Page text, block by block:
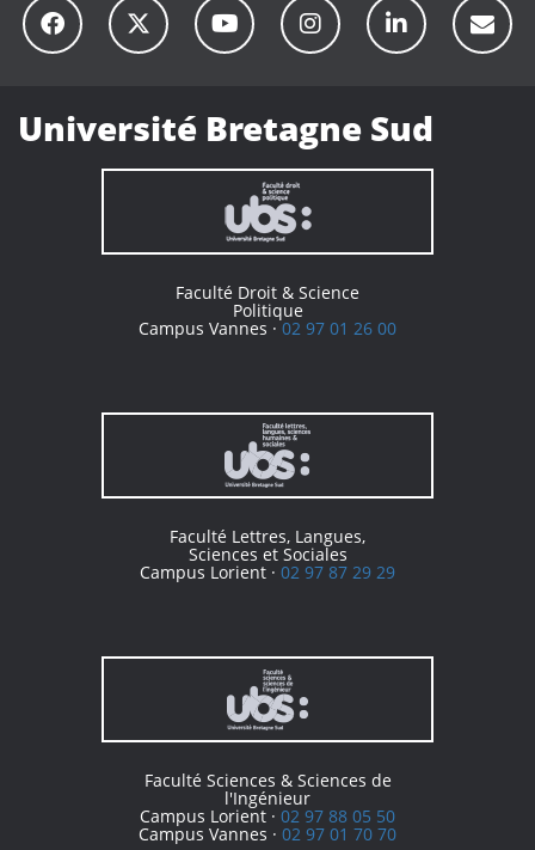
Université Bretagne Sud
Faculté Droit & Science
Politique
Campus Vannes ·02 97 01 26 00
Faculté Lettres, Langues,
Sciences et Sociales
Campus Lorient · 02 97 87 29 29
Faculté Sciences & Sciences de
l'Ingénieur
Campus Lorient · 02 97 88 05 50
Campus Vannes · 02 97 01 70 70